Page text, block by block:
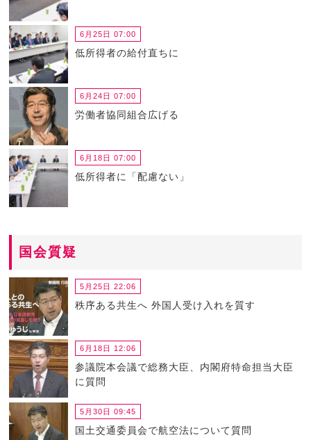
6月25日 07:00
低所得者の給付直ちに
6月24日 07:00
労働者協同組合広げる
6月18日 07:00
低所得者に「配慮ない」
国会質疑
5月25日 22:06
秩序ある共生へ 外国人受け入れを質す
6月18日 12:06
参議院本会議で総務大臣、内閣府特命担当大臣
に質問
5月30日 09:45
国土交通委員会で航空法について質問